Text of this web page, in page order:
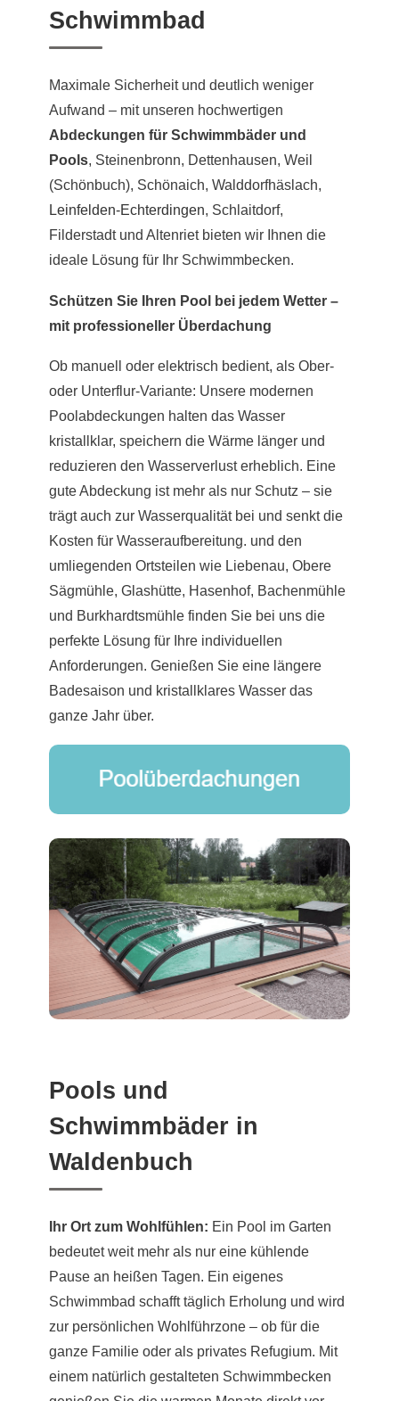
Schwimmbad
Maximale Sicherheit und deutlich weniger
Aufwand – mit unseren hochwertigen
Abdeckungen für Schwimmbäder und
Pools, Steinenbronn, Dettenhausen, Weil
(Schönbuch), Schönaich, Walddorfhäslach,
Leinfelden-Echterdingen, Schlaitdorf,
Filderstadt und Altenriet bieten wir Ihnen die
ideale Lösung für Ihr Schwimmbecken.
Schützen Sie Ihren Pool bei jedem Wetter –
mit professioneller Überdachung
Ob manuell oder elektrisch bedient, als Ober-
oder Unterflur-Variante: Unsere modernen
Poolabdeckungen halten das Wasser
kristallklar, speichern die Wärme länger und
reduzieren den Wasserverlust erheblich. Eine
gute Abdeckung ist mehr als nur Schutz – sie
trägt auch zur Wasserqualität bei und senkt die
Kosten für Wasseraufbereitung. und den
umliegenden Ortsteilen wie Liebenau, Obere
Sägmühle, Glashütte, Hasenhof, Bachenmühle
und Burkhardtsmühle finden Sie bei uns die
perfekte Lösung für Ihre individuellen
Anforderungen. Genießen Sie eine längere
Badesaison und kristallklares Wasser das
ganze Jahr über.
Pools und
Schwimmbäder in
Waldenbuch
Ihr Ort zum Wohlfühlen: Ein Pool im Garten
bedeutet weit mehr als nur eine kühlende
Pause an heißen Tagen. Ein eigenes
Schwimmbad schafft täglich Erholung und wird
zur persönlichen Wohlführzone – ob für die
ganze Familie oder als privates Refugium. Mit
einem natürlich gestalteten Schwimmbecken